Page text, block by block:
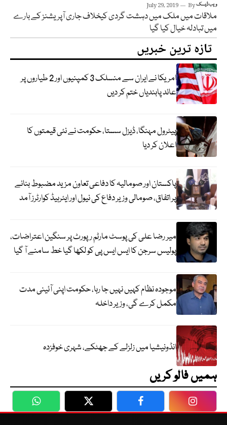
July 29, 2019 Byویب ڈیسک
ملاقات میں ملک میں دہشت گردی کیخلاف جاری آپریشنز کے بارے
میں تبادلہ خیال کیا گیا
تازہ ترین خبریں
امریکا نے ایران سے منسلک 3 کمپنیوں اور 2 طیاروں پر
عائد پابندیاں ختم کر دیں
پیٹرول مہنگا، ڈیزل سستا، حکومت نے نئی قیمتوں کا
اعلان کر دیا
پاکستان اور صومالیہ کا دفاعی تعاون مزید مضبوط بنانے
پر اتفاق، صومالی وزیر دفاع کی نیول اور ایئرہیڈ کوارٹرز آمد
میر رضا علی کی پوسٹ مارٹم رپورٹ پر سنگین اعتراضات،
پولیس سرجن کا ایس ایس پی کو لکھا گیا خط سامنے آ گیا
موجودہ نظام کہیں نہیں جا رہا، حکومت اپنی آئینی مدت
مکمل کرے گی، وزیر داخلہ
انڈونیشیا میں زلزلے کے جھٹکے، شہری خوفزدہ
ہمیں فالو کریں
WhatsApp Twitter Facebook